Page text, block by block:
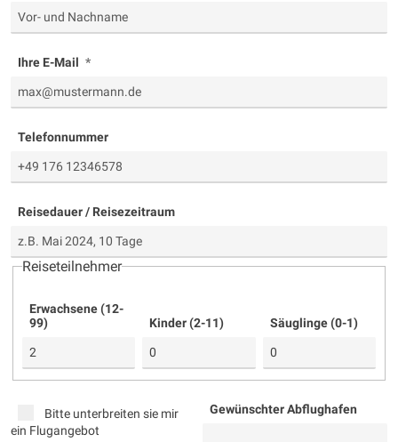
Ihre E-Mail
Telefonnummer
Reisedauer / Reisezeitraum
Reiseteilnehmer
Erwachsene (12-
99)
Kinder (2-11) Säuglinge (0-1)
Bitte unterbreiten sie mir
ein Flugangebot
Gewünschter Abflughafen